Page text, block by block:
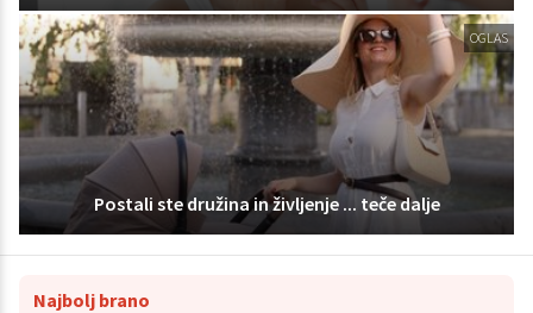
OGLAS
Postali ste družina in življenje ... teče dalje
Najbolj brano